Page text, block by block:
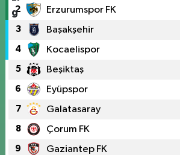
2 Erzurumspor FK
3 Başakşehir
4 Kocaelispor
5 Beşiktaş
6 Eyüpspor
7 Galatasaray
8 Çorum FK
9 Gaziantep FK